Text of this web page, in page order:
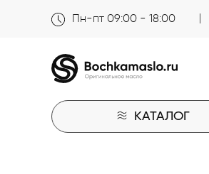
Пн-пт 09:00 - 18:00
КАТАЛОГ